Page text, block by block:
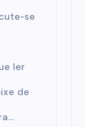
se
ler
de